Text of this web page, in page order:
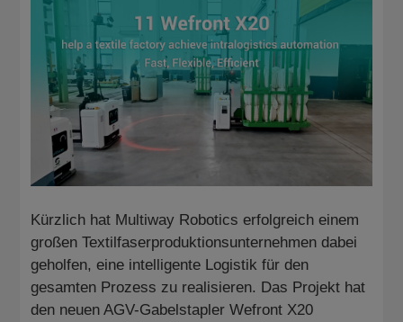
Über
CN JP KR
ES
EN
Kürzlich hat Multiway Robotics erfolgreich einem
großen Textilfaserproduktionsunternehmen dabei
geholfen, eine intelligente Logistik für den
gesamten Prozess zu realisieren. Das Projekt hat
den neuen AGV-Gabelstapler Wefront X20